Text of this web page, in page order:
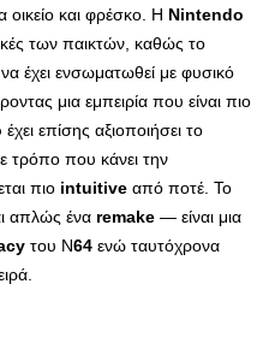
οικείο και φρέσκο. Η Nintendo
των παικτών, καθώς το
να έχει ενσωματωθεί με φυσικό
μια εμπειρία που είναι πιο
έχει επίσης αξιοποιήσει το
τρόπο που κάνει την
πιο intuitive από ποτέ. Το
απλώς ένα remake — είναι μια
του N64 ενώ ταυτόχρονα